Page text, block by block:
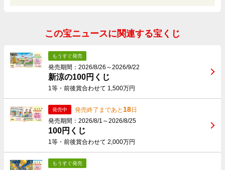
この宝ニュースに関連する宝くじ
もうすぐ発売
発売期間：2026/8/26～2026/9/22
新涼の100円くじ
1等・前後賞合わせて 1,500万円
発売中 発売終了まであと18日
発売期間：2026/8/1～2026/8/25
100円くじ
1等・前後賞合わせて 2,000万円
もうすぐ発売